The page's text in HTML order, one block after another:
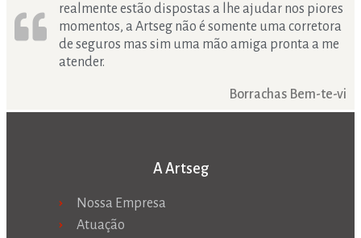
realmente estão dispostas a lhe ajudar nos piores
momentos, a Artseg não é somente uma corretora
de seguros mas sim uma mão amiga pronta a me
atender.
Borrachas Bem-te-vi
A Artseg
Nossa Empresa
Atuação